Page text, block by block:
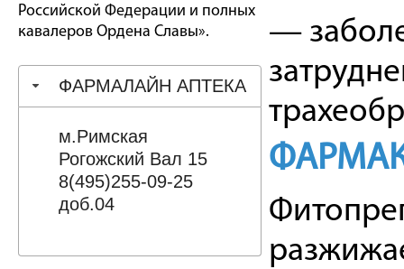
Российской Федерации и полных
кавалеров Ордена Славы».
ФАРМАЛАЙН АПТЕКА
м.Римская
Рогожский Вал 15
8(495)255-09-25
доб.04
—